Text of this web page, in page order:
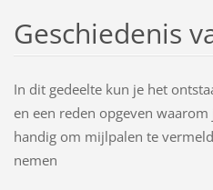
Geschiedenis
In dit gedeelte kun je het
en een reden opgeven
handig om mijlpalen te
nemen